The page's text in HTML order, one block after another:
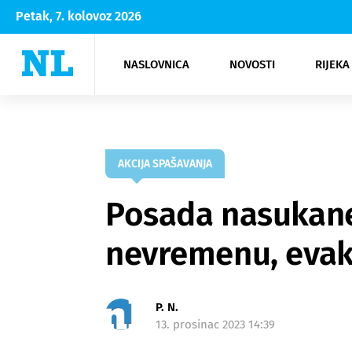
Petak, 7. kolovoz 2026
NASLOVNICA NOVOSTI
Rijeka Opatija
NK
Moda
Kultura
AKCIJA SPAŠAVANJA
Posada
nevremenu,
P. N.
13. prosinac 2023 14:39